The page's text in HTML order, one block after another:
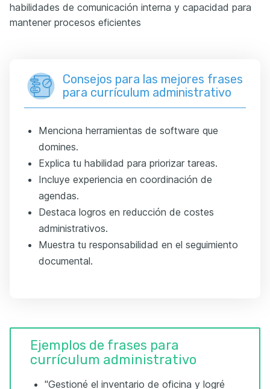
habilidades de comunicación interna y capacidad para
mantener procesos eficientes
Consejos para las mejores frases
para currículum administrativo
Menciona herramientas de software que
domines.
Explica tu habilidad para priorizar tareas.
Incluye experiencia en coordinación de
agendas.
Destaca logros en reducción de costes
administrativos.
Muestra tu responsabilidad en el seguimiento
documental.
Ejemplos de frases para
currículum administrativo
"Gestioné el inventario de oficina y logré